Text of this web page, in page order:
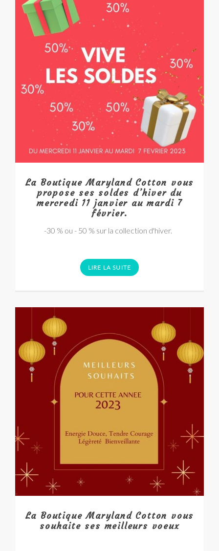
La Boutique Maryland Cotton vous
propose ses soldes d’hiver du
mercredi 11 janvier au mardi 7
février.
-30 % ou - 50 % sur la collection d'hiver.
LIRE LA SUITE
La Boutique Maryland Cotton vous
souhaite ses meilleurs voeux